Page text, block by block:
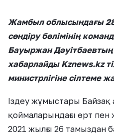
Жамбыл облысындағы
сөндіру бөлімінің
Бауыржан Дәуітбаевтың
хабарлайды Kznews.kz
министрлігіне сілтеме
Іздеу жұмыстары Байзақ
қоймаларындағы өрт
2021 жылғы 26 тамыздан